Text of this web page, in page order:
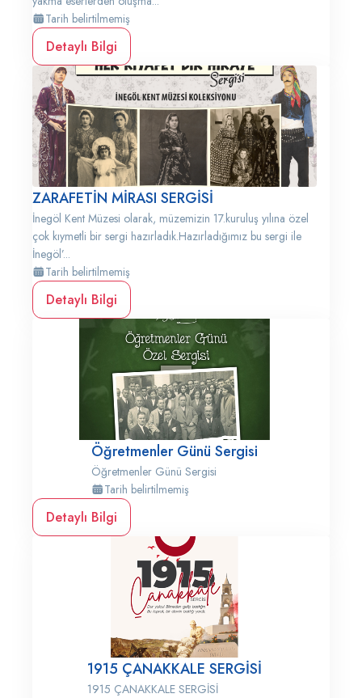
Tarih belirtilmemiş
Detaylı Bilgi
ZARAFETİN MİRASI SERGİSİ
İnegöl Kent Müzesi olarak, müzemizin 17.kuruluş yılına özel
çok kıymetli bir sergi hazırladık.Hazırladığımız bu sergi ile
İnegöl’...
Tarih belirtilmemiş
Detaylı Bilgi
Öğretmenler Günü Sergisi
Öğretmenler Günü Sergisi
Tarih belirtilmemiş
Detaylı Bilgi
1915 ÇANAKKALE SERGİSİ
1915 ÇANAKKALE SERGİSİ